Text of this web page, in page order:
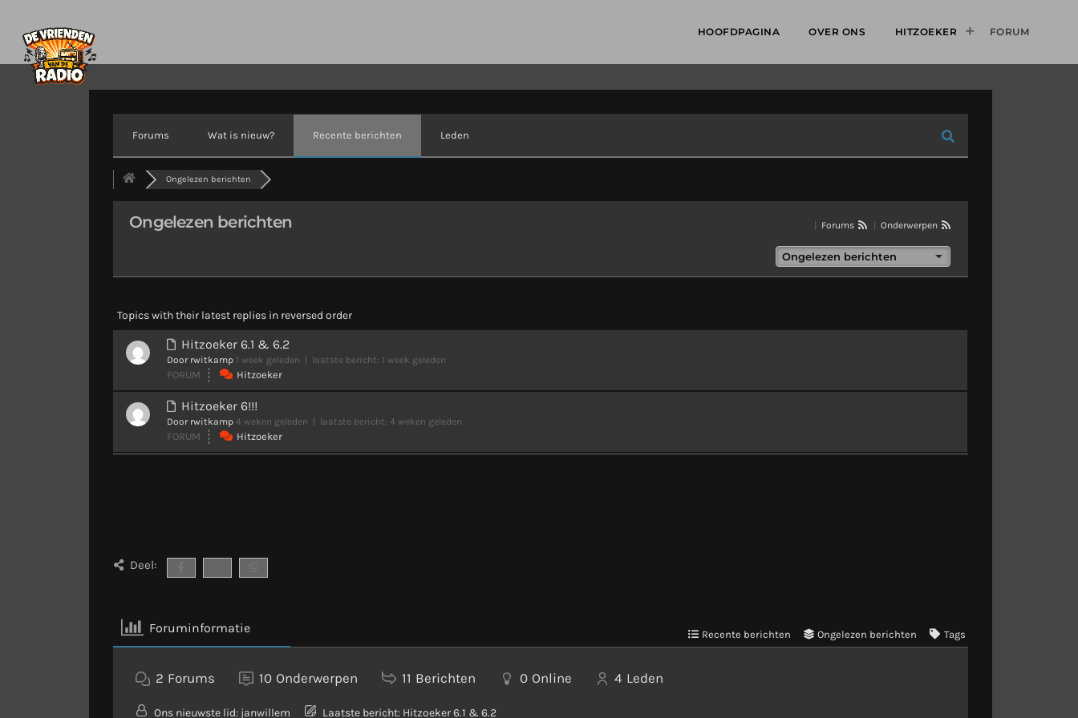
HOOFDPAGINA OVER ONS HITZOEKER FORUM
Forums Wat is nieuw? Recente berichten Leden
Ongelezen berichten
Ongelezen berichten Forums Onderwerpen
Topics with their latest replies in reversed order
Hitzoeker 6.1 & 6.2
Door rwitkamp 1 week geleden | laatste bericht: 1 week geleden
FORUM Hitzoeker
Hitzoeker 6!!!
Door rwitkamp 4 weken geleden | laatste bericht: 4 weken geleden
FORUM Hitzoeker
Deel:
Foruminformatie Recente berichten Ongelezen berichten Tags
2 Forums 10 Onderwerpen 11 Berichten 0 Online 4 Leden
Ons nieuwste lid: janwillem Laatste bericht: Hitzoeker 6.1 & 6.2